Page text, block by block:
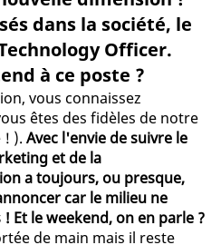
dans la société, le
Officer.
à ce poste ?
vous connaissez
êtes des fidèles de notre
! ). Avec l'envie de suivre le
et de la
a toujours, ou presque,
car le milieu ne
Et le weekend, on en parle ?
de main mais il reste